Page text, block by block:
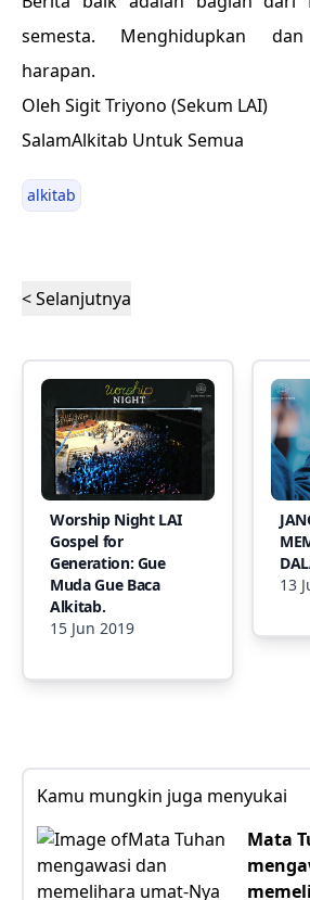
semesta. Menghidupkan
harapan.
Oleh Sigit Triyono (Sekum LAI)
SalamAlkitab Untuk Semua
alkitab
< Selanjutnya
Worship Night LAI
Gospel for
Generation: Gue
Muda Gue Baca
Alkitab.
15 Jun 2019
13
Kamu mungkin juga menyukai
Mata